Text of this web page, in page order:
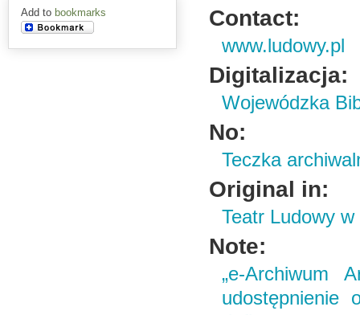
Add to bookmarks Contact:
www.ludowy.pl
Digitalizacja:
Wojewódzka
No:
Teczka
Original in:
Teatr Ludowy
Note:
„e-Archiwum
udostępnienie